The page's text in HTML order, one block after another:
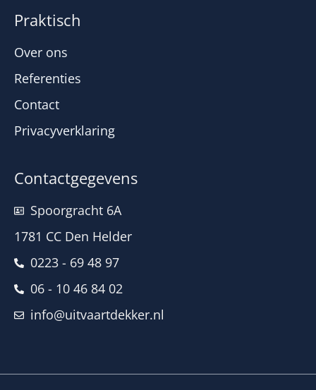
Praktisch
Over ons
Referenties
Contact
Privacyverklaring
Contactgegevens
Spoorgracht 6A
1781 CC Den Helder
0223 - 69 48 97
06 - 10 46 84 02
info@uitvaartdekker.nl